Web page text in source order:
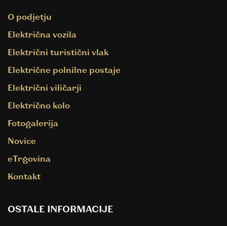
O podjetju
Električna vozila
Električni turistični vlak
Električne polnilne postaje
Električni viličarji
Električno kolo
Fotogalerija
Novice
eTrgovina
Kontakt
OSTALE INFORMACIJE